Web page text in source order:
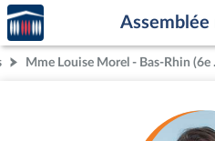
Aller au contenu
Aller en bas de la page
Accèder
à la
page
d'accueil
Assemblée
Mme